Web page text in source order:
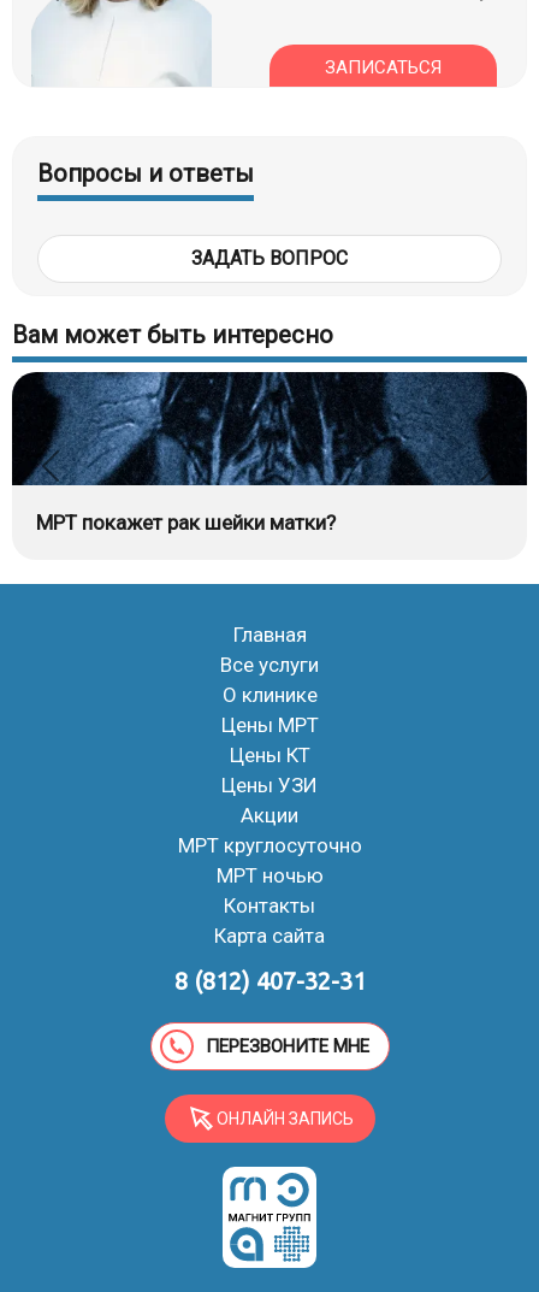
ЗАПИСАТЬСЯ
Вопросы и ответы
ЗАДАТЬ ВОПРОС
Вам может быть интересно
МРТ покажет рак шейки матки?
Главная
Все услуги
О клинике
Цены МРТ
Цены КТ
Цены УЗИ
Акции
МРТ круглосуточно
МРТ ночью
Контакты
Карта сайта
8 (812) 407-32-31
ПЕРЕЗВОНИТЕ МНЕ
ОНЛАЙН ЗАПИСЬ